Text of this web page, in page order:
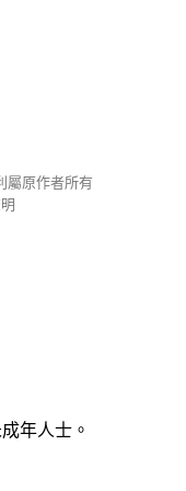
屬原作者所有
年人士。